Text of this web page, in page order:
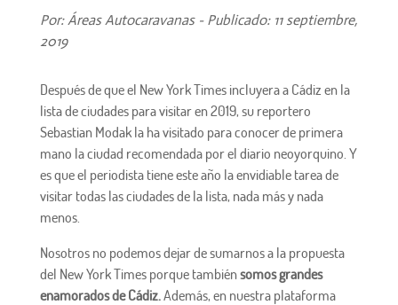
Por: Áreas Autocaravanas - Publicado: 11 septiembre,
2019
Después de que el New York Times incluyera a Cádiz en la
lista de ciudades para visitar en 2019, su reportero
Sebastian Modak la ha visitado para conocer de primera
mano la ciudad recomendada por el diario neoyorquino. Y
es que el periodista tiene este año la envidiable tarea de
visitar todas las ciudades de la lista, nada más y nada
menos.
Nosotros no podemos dejar de sumarnos a la propuesta
del New York Times porque tambiénsomos grandes
enamorados de Cádiz.Además, en nuestra plataforma